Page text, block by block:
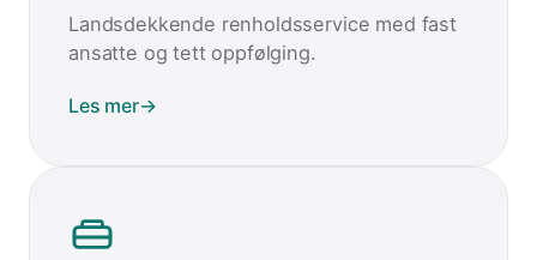
Landsdekkende renholdsservice med fast
ansatte og tett oppfølging.
Les mer→